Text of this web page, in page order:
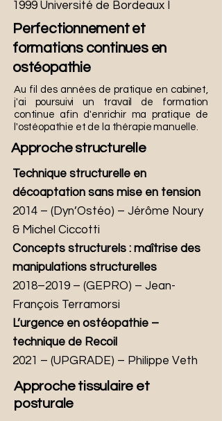
1999 Université de Bordeaux I
Perfectionnement et
formations continues en
ostéopathie
Au fil des années de pratique en cabinet,
j'ai poursuivi un travail de formation
continue afin d'enrichir ma pratique de
l'ostéopathie et de la thérapie manuelle.
Approche structurelle
Technique structurelle en
décoaptation sans mise en tension
2014 – (Dyn’Ostéo) – Jérôme Noury
& Michel Ciccotti
Concepts structurels : maîtrise des
manipulations structurelles
2018–2019 – (GEPRO) – Jean-
François Terramorsi
L’urgence en ostéopathie –
technique de Recoil
2021 – (UPGRADE) – Philippe Veth
Approche tissulaire et
posturale